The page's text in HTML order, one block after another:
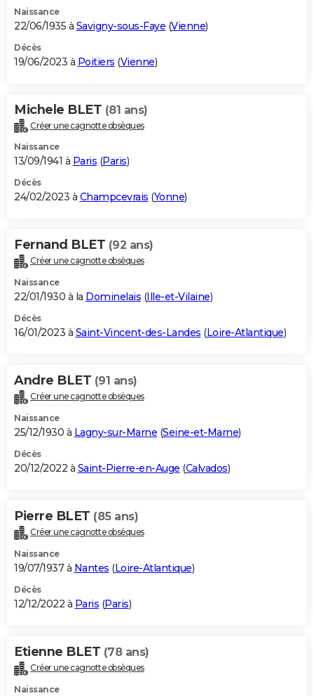
Naissance
22/06/1935 à Savigny-sous-Faye (Vienne)
Décès
19/06/2023 à Poitiers (Vienne)
Michele BLET (81 ans)
Créer une cagnotte obsèques
Naissance
13/09/1941 à Paris (Paris)
Décès
24/02/2023 à Champcevrais (Yonne)
Fernand BLET (92 ans)
Créer une cagnotte obsèques
Naissance
22/01/1930 à la Dominelais (Ille-et-Vilaine)
Décès
16/01/2023 à Saint-Vincent-des-Landes (Loire-Atlantique)
Andre BLET (91 ans)
Créer une cagnotte obsèques
Naissance
25/12/1930 à Lagny-sur-Marne (Seine-et-Marne)
Décès
20/12/2022 à Saint-Pierre-en-Auge (Calvados)
Pierre BLET (85 ans)
Créer une cagnotte obsèques
Naissance
19/07/1937 à Nantes (Loire-Atlantique)
Décès
12/12/2022 à Paris (Paris)
Etienne BLET (78 ans)
Créer une cagnotte obsèques
Naissance